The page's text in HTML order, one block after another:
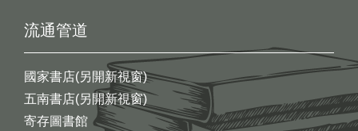
流通管道
國家書店(另開新視窗)
五南書店(另開新視窗)
寄存圖書館